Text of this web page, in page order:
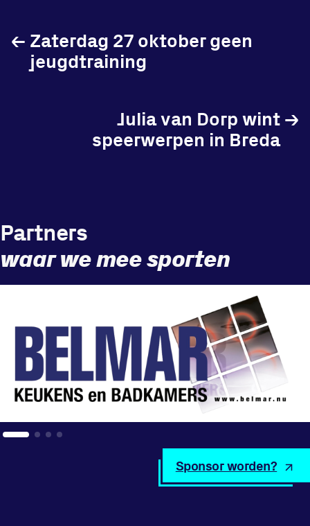
Zaterdag 27 oktober geen
jeugdtraining
←
Julia van Dorp wint
speerwerpen in Breda
→
Partners
waar we mee sporten
Sponsor worden?